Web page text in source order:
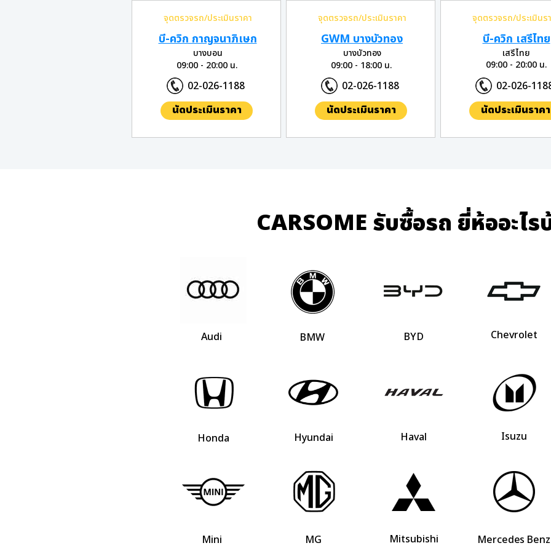
CARSOME รับซื้อรถ ยี่ห้ออะไร
Audi BMW Chevrolet
Honda Hyundai Isuzu
Mercedes Benz
MG
Mini Mitsubishi
BYD
Haval
จุดตรวจรถ/ประเมินร
เสรีไทย
09:00 - 20:00 น.
02-026-
นัดประเมินราคา
บี-ควิก เสรีไทย
จุดตรวจรถ/ประเมินราคา
บางบอน
09:00 - 20:00 น.
02-026-1188
นัดประเมินราคา
บี-ควิก กาญจนาภิเษก
จุดตรวจรถ/ประเมินราคา
บางบัวทอง
09:00 - 18:00 น.
02-026-1188
นัดประเมินราคา
GWM บางบัวทอง